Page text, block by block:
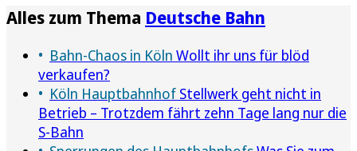
Alles zum Thema Deutsche Bahn
Bahn-Chaos in Köln Wollt ihr uns für blöd
verkaufen?
Köln Hauptbahnhof Stellwerk geht nicht in
Betrieb – Trotzdem fährt zehn Tage lang nur die
S-Bahn